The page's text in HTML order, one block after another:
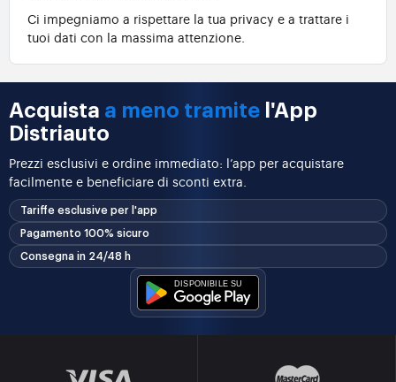
Ci impegniamo a rispettare la tua privacy e a trattare i
tuoi dati con la massima attenzione.
Acquista a meno tramite l'App
Distriauto
Prezzi esclusivi e ordine immediato: l’app per acquistare
facilmente e beneficiare di sconti extra.
Tariffe esclusive per l'app
Pagamento 100% sicuro
Consegna in 24/48 h